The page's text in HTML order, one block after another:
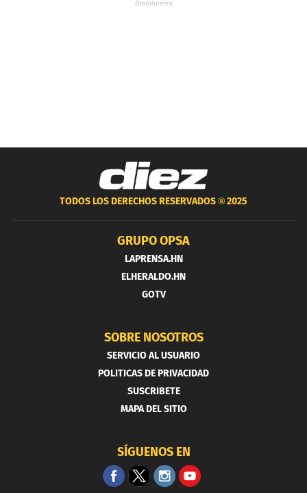
TODOS LOS DERECHOS RESERVADOS ®2025
GRUPO OPSA
LAPRENSA.HN
ELHERALDO.HN
GOTV
SOBRE NOSOTROS
SERVICIO AL USUARIO
POLITICAS DE PRIVACIDAD
SUSCRIBETE
MAPA DEL SITIO
SÍGUENOS EN